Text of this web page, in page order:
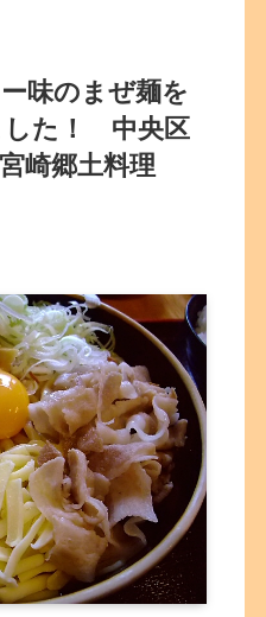
味のまぜ麺を
した！ 中央区
崎郷土料理